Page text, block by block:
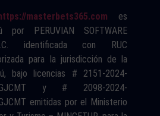
masterbets365.com es
PERUVIAN SOFTWARE
identificada con RUC
para la jurisdicción de la
bajo licencias # 2151-2024-
DGJCMT y # 2098-2024-
emitidas por el Ministerio